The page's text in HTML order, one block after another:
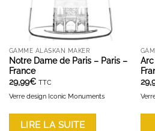
GAMME ALASKAN MAKER
Notre Dame de Paris – Paris –
France
29,99€ TTC
Verre design Iconic Monuments
LIRE LA SUITE